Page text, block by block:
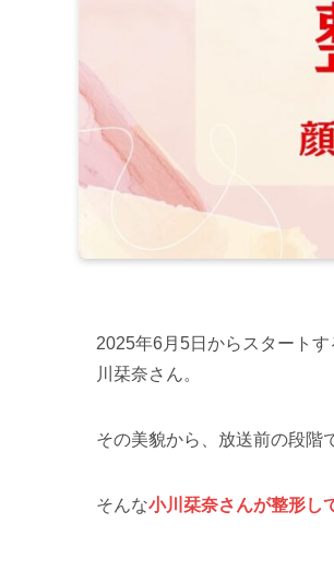
2025年6月5日からスタート
川栞奈さん。
その美貌から、放送前の段階
そんな小川栞奈さんが整形し